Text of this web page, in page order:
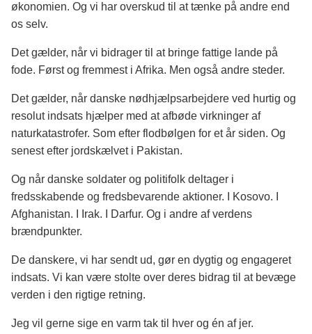
økonomien. Og vi har overskud til at tænke på andre end
os selv.
Det gælder, når vi bidrager til at bringe fattige lande på
fode. Først og fremmest i Afrika. Men også andre steder.
Det gælder, når danske nødhjælpsarbejdere ved hurtig og
resolut indsats hjælper med at afbøde virkninger af
naturkatastrofer. Som efter flodbølgen for et år siden. Og
senest efter jordskælvet i Pakistan.
Og når danske soldater og politifolk deltager i
fredsskabende og fredsbevarende aktioner. I Kosovo. I
Afghanistan. I Irak. I Darfur. Og i andre af verdens
brændpunkter.
De danskere, vi har sendt ud, gør en dygtig og engageret
indsats. Vi kan være stolte over deres bidrag til at bevæge
verden i den rigtige retning.
Jeg vil gerne sige en varm tak til hver og én af jer.